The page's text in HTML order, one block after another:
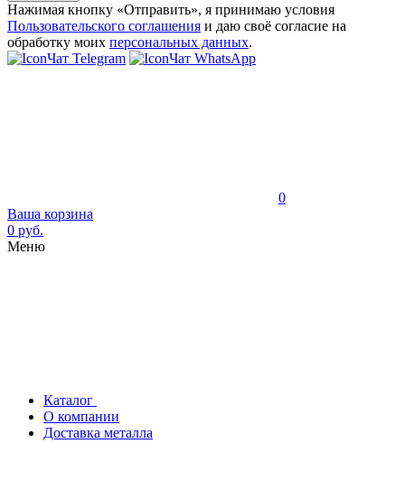
Нажимая кнопку «Отправить», я принимаю условия
Пользовательского соглашения и даю своё согласие на
обработку моих персональных данных.
Чат Telegram
Чат WhatsApp
0
Ваша корзина
0 руб.
Меню
Каталог
О компании
Доставка металла